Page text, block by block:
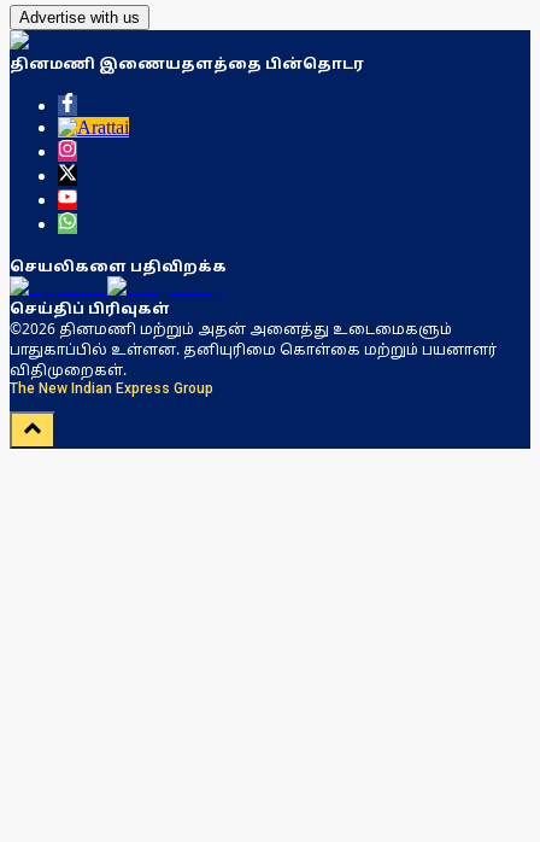
Advertise with us
தினமணி இணையதளத்தை பின்தொடர
செயலிகளை பதிவிறக்க
செய்திப் பிரிவுகள்
©2026 தினமணி மற்றும் அதன் அனைத்து உடைமைகளும்
பாதுகாப்பில் உள்ளன. தனியுரிமை கொள்கை மற்றும் பயனாளர்
விதிமுறைகள்.
The New Indian Express Group